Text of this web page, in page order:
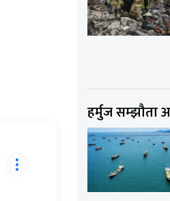
हर्मुज सम्झौता